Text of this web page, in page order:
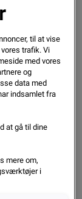
mulighed,
til at vise
trafik. Vi
med vores
og
data med
indsamlet fra
at gå til dine
mere om,
i